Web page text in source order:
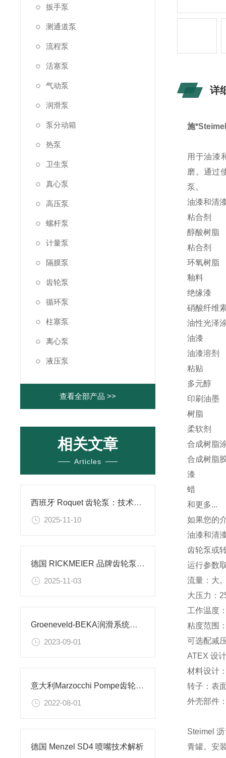
扳手泵
测通道泵
流程泵
活塞泵
气动泵
润滑泵
泵分动箱
热泵
卫生泵
真心泵
高压泵
螺杆泵
计量泵
隔膜泵
齿轮泵
循环泵
柱塞泵
离心泵
液压泵
查看全部产品 >>
相关文章
Articles
西班牙 Roquet 齿轮泵：技术特点与应用场景解析
2025-11-10
德国 RICKMEIER 品牌齿轮泵的技术特点和应用场景
2025-11-03
Groeneveld-BEKA润滑系统齿轮泵介绍
2023-09-01
意大利Marzocchi Pompe齿轮泵用于农业机械
2022-08-01
德国 Menzel SD4 喷嘴技术解析
详
施
用于油漆
磨。通过
泵。
油漆和清
粘合剂
醇酸树脂
粘合剂
环氧树脂
釉料
绝缘漆
硝酸纤维
油性光泽
油漆
油漆溶剂
粘贴
多元醇
印刷油墨
树脂
柔软剂
合成树脂
合成树脂
漆
蜡
和更多...
如果您的
油漆和清
齿轮泵或
运行参数
流量：大
大压力：
工作温度
粘度范围
可选配减
ATEX 设
材料设计
转子：表
外壳部件
Steimel
青罐。安